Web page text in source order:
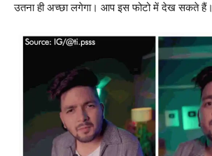
उतना ही अच्छा लगेगा। आप इस फोटो में देख सकते हैं।